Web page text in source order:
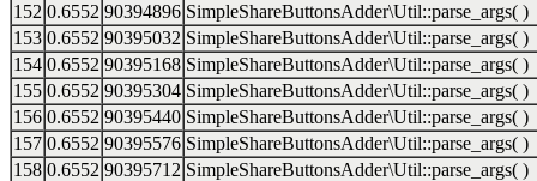
152 0.6552 90394896 SimpleShareButtonsAdder\Util::parse_args( )
153 0.6552 90395032 SimpleShareButtonsAdder\Util::parse_args( )
154 0.6552 90395168 SimpleShareButtonsAdder\Util::parse_args( )
155 0.6552 90395304 SimpleShareButtonsAdder\Util::parse_args( )
156 0.6552 90395440 SimpleShareButtonsAdder\Util::parse_args( )
157 0.6552 90395576 SimpleShareButtonsAdder\Util::parse_args( )
158 0.6552 90395712 SimpleShareButtonsAdder\Util::parse_args( )